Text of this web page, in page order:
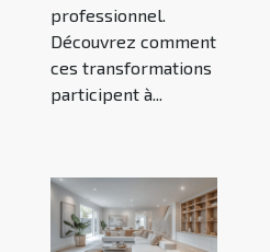
professionnel.
Découvrez comment
ces transformations
participent à...